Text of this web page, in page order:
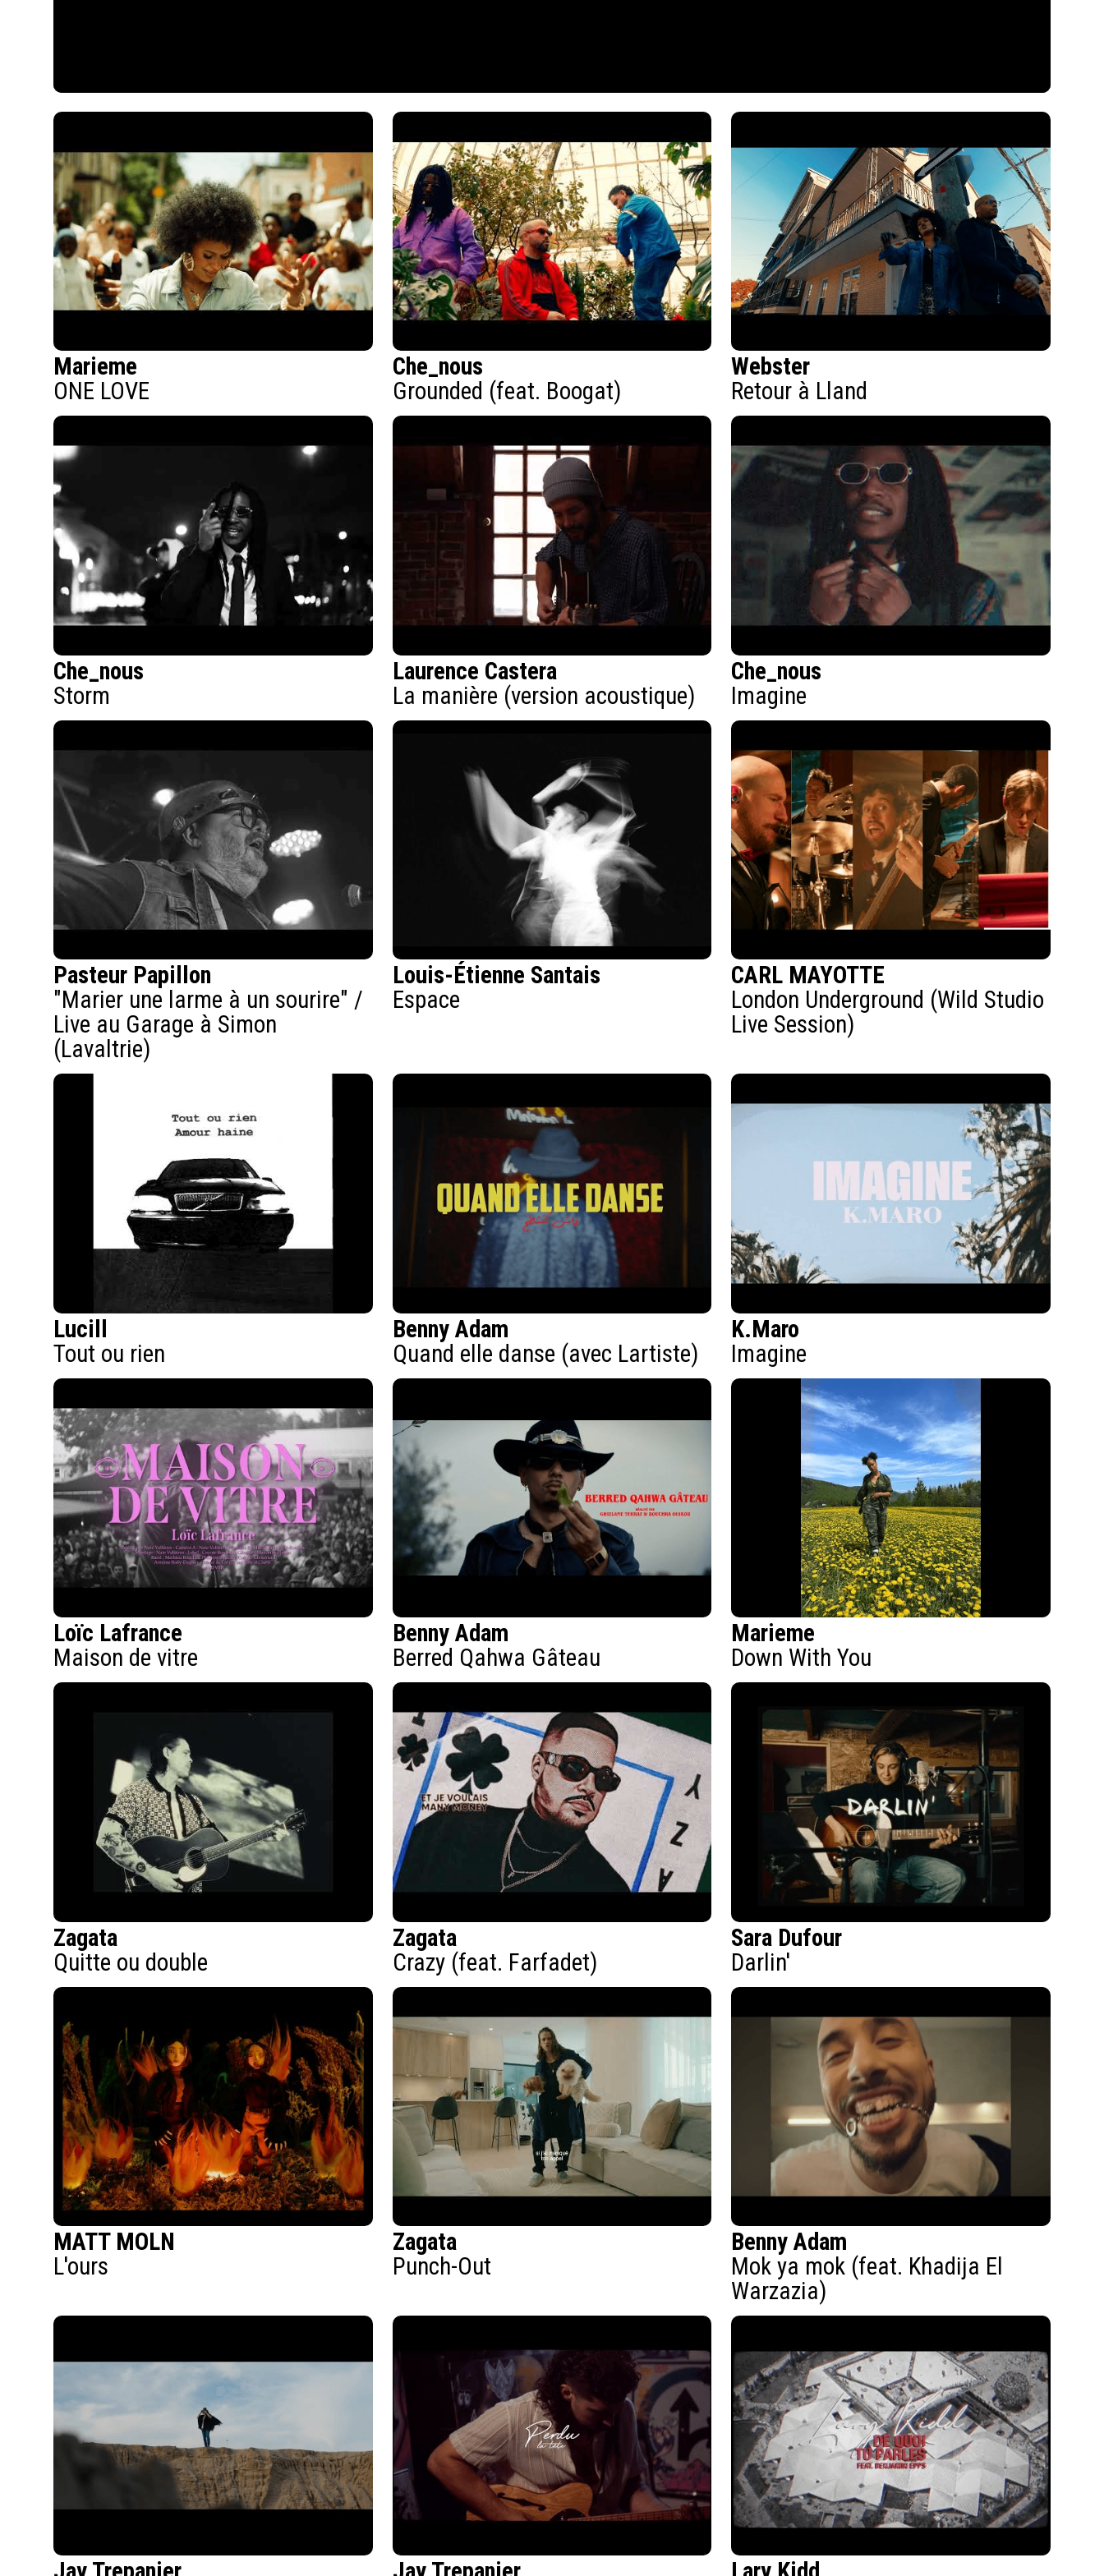
Marieme
ONE LOVE
Che_nous
Grounded (feat. Boogat)
Webster
Retour à Lland
Che_nous
Storm
Laurence Castera
La manière (version acoustique)
Che_nous
Imagine
Pasteur Papillon
"Marier une larme à un sourire" /
Live au Garage à Simon
(Lavaltrie)
Louis-Étienne Santais
Espace
CARL MAYOTTE
London Underground (Wild Studio
Live Session)
Lucill
Tout ou rien
Benny Adam
Quand elle danse (avec Lartiste)
K.Maro
Imagine
Loïc Lafrance
Maison de vitre
Benny Adam
Berred Qahwa Gâteau
Marieme
Down With You
Zagata
Quitte ou double
Zagata
Crazy (feat. Farfadet)
Sara Dufour
Darlin'
MATT MOLN
L'ours
Zagata
Punch-Out
Benny Adam
Mok ya mok (feat. Khadija El
Warzazia)